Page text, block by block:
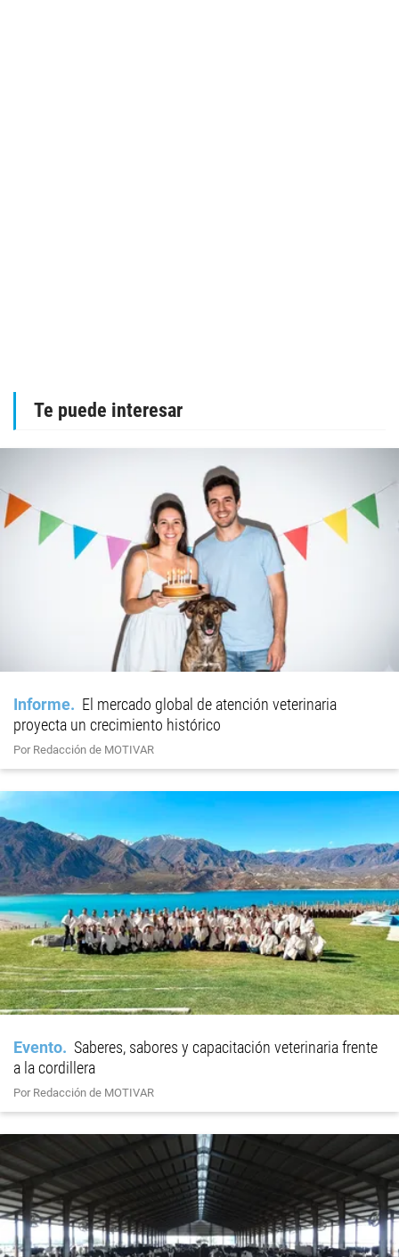
Te puede interesar
Informe
El mercado global de atención veterinaria
proyecta un crecimiento histórico
Por Redacción de MOTIVAR
Evento
Saberes, sabores y capacitación veterinaria frente
a la cordillera
Por Redacción de MOTIVAR